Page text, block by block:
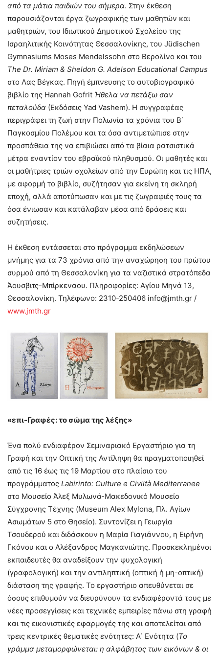
από τα μάτια παιδιών του σήμερα. Στην έκθεση
παρουσιάζονται έργα ζωγραφικής των μαθητών και
μαθητριών, του Ιδιωτικού Δημοτικού Σχολείου της
Ισραηλιτικής Κοινότητας Θεσσαλονίκης, του Jüdischen
Gymnasiums Moses Mendelssohn στο Βερολίνο και του
The Dr. Miriam & Sheldon G. Adelson Educational Campus
στο Λας Βέγκας. Πηγή έμπνευσης το αυτοβιογραφικό
βιβλίο της Hannah Gοfrit Ήθελα να πετάξω σαν
πεταλούδα (Εκδόσεις Yad Vashem). Η συγγραφέας
περιγράφει τη ζωή στην Πολωνία τα χρόνια του Β΄
Παγκοσμίου Πολέμου και τα όσα αντιμετώπισε στην
προσπάθεια της να επιβιώσει από τα βίαια ρατσιστικά
μέτρα εναντίον του εβραϊκού πληθυσμού. Οι μαθητές και
οι μαθήτριες τριών σχολείων από την Ευρώπη και τις ΗΠΑ,
με αφορμή το βιβλίο, συζήτησαν για εκείνη τη σκληρή
εποχή, αλλά αποτύπωσαν και με τις ζωγραφιές τους τα
όσα ένιωσαν και κατάλαβαν μέσα από δράσεις και
συζητήσεις.
Η έκθεση εντάσσεται στο πρόγραμμα εκδηλώσεων
μνήμης για τα 73 χρόνια από την αναχώρηση του πρώτου
συρμού από τη Θεσσαλονίκη για τα ναζιστικά στρατόπεδα
Άουσβιτς-Μπίρκεναου. Πληροφορίες: Αγίου Μηνά 13,
Θεσσαλονίκη. Τηλέφωνο: 2310-250406 info@jmth.gr /
www.jmth.gr
«επι-Γραφές: το σώμα της λέξης»
Ένα πολύ ενδιαφέρον Σεμιναριακό Εργαστήριο για τη
Γραφή και την Οπτική της Αντίληψη θα πραγματοποιηθεί
από τις 16 έως τις 19 Μαρτίου στο πλαίσιο του
προγράμματος Labirinto: Culture e Civiltà Mediterranee
στο Μουσείο Άλεξ Μυλωνά-Μακεδονικό Μουσείο
Σύγχρονης Τέχνης (Museum Alex Mylona, Πλ. Αγίων
Ασωμάτων 5 στο Θησείο). Συντονίζει η Γεωργία
Τσουδερού και διδάσκουν η Μαρία Γιαγιάννου, η Ειρήνη
Γκόνου και ο Αλέξανδρος Μαγκανιώτης. Προσκεκλημένοι
εκπαιδευτές θα αναδείξουν την ψυχολογική
(γραφολογική) και την αντιληπτική (οπτική ή μη-οπτική)
διάσταση της γραφής. Το εργαστήριο απευθύνεται σε
όσους επιθυμούν να διευρύνουν τα ενδιαφέροντά τους με
νέες προσεγγίσεις και τεχνικές εμπειρίες πάνω στη γραφή
και τις εικονιστικές εφαρμογές της και αποτελείται από
τρεις κεντρικές θεματικές ενότητες: Α΄ Ενότητα (Το
γράμμα μεταμορφώνεται: η αλφάβητος των εικόνων & οι